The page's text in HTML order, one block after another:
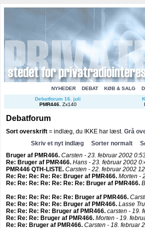
NYHEDER DEBAT KØB & SALG
Debatforum 16. juli
PMR446. Zx140
Debatforum
Sort overskrift = indlæg, du IKKE har læst. Grå
Skriv et nyt indlæg
Sorter normalt
Bruger af PMR466. Carsten - 23. februar 2002
Re: Bruger af PMR466. Hans - 23. februar 2002
PMR446 QTH-LISTE. Carsten - 22. februar 2002
Re: Re: Re: Re: Re: Bruger af PMR466. Morten -
Re: Re: Re: Re: Re: Re: Re: Bruger af PMR466.
Re: Re: Re: Re: Re: Re: Bruger af PMR466.
Re: Re: Re: Re: Re: Bruger af PMR466. Lasse
Re: Re: Re: Re: Bruger af PMR466. carsten - 19.
Re: Re: Re: Bruger af PMR466. Morten - 19.
Re: Re: Bruger af PMR466. Carsten - 18. februar